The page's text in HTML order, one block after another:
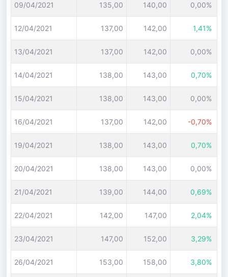
09/04/2021 135,00 140,00 0,00%
12/04/2021 137,00 142,00 1,41%
13/04/2021 137,00 142,00 0,00%
14/04/2021 138,00 143,00 0,70%
15/04/2021 138,00 143,00 0,00%
16/04/2021 137,00 142,00 -0,70%
19/04/2021 138,00 143,00 0,70%
20/04/2021 138,00 143,00 0,00%
21/04/2021 139,00 144,00 0,69%
22/04/2021 142,00 147,00 2,04%
23/04/2021 147,00 152,00 3,29%
26/04/2021 153,00 158,00 3,80%